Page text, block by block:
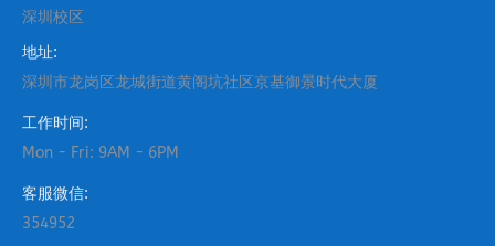
in
in
深圳校区
地址:
深圳市龙岗区龙城街道黄阁坑社区京基御景时代大厦
工作时间:
Mon - Fri: 9AM - 6PM
客服微信:
354952